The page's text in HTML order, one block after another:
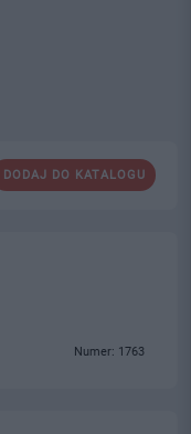
DODAJ DO KATALOGU
Numer: 1763